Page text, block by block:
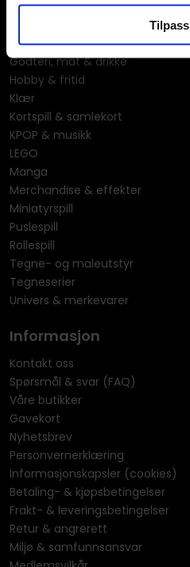
Tilpass
Bøker
Godteri, mat & drikke
Hobby & fritid
Klær
Kortspill & samlekort
KPOP & musikk
LEGO
Manga
Merchandise & effekter
Miniatyrspill
Puslespill
Rollespill
Tegne- og maleutstyr
Tegneserier
Univers & merkevarer
Informasjon
Kontakt oss
Spørsmål & svar (FAQ)
Våre butikker
Gavekort
Nyhetsbrev
Personvernerklæring
Informasjonskapsler (cookies)
Betaling- & kjøpsbetingelser
Frakt- & leveringsbetingelser
Retur & angrerett
Miljø & samfunnsansvar